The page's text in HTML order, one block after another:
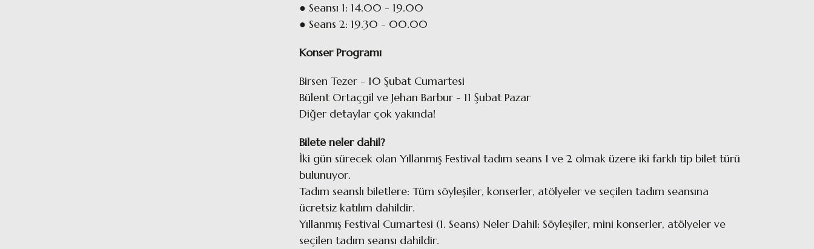
● Seansı 1: 14.00 - 19.00
● Seans 2: 19.30 - 00.00
Konser Programı
Birsen Tezer - 10 Şubat Cumartesi
Bülent Ortaçgil ve Jehan Barbur - 11 Şubat Pazar
Diğer detaylar çok yakında!
Bilete neler dahil?
İki gün sürecek olan Yıllanmış Festival tadım seans 1 ve 2 olmak üzere iki farklı tip bilet türü
bulunuyor.
Tadım seanslı biletlere: Tüm söyleşiler, konserler, atölyeler ve seçilen tadım seansına
ücretsiz katılım dahildir.
Yıllanmış Festival Cumartesi (1. Seans) Neler Dahil: Söyleşiler, mini konserler, atölyeler ve
seçilen tadım seansı dahildir.